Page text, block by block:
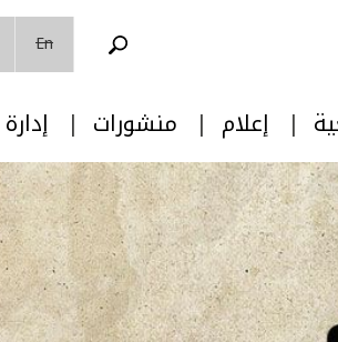
En
إعلام منشورات